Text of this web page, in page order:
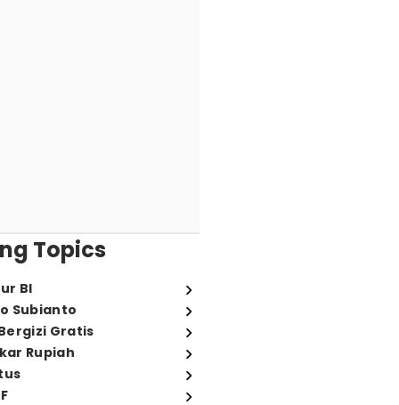
Topics
BI
Subianto
Gratis
Rupiah